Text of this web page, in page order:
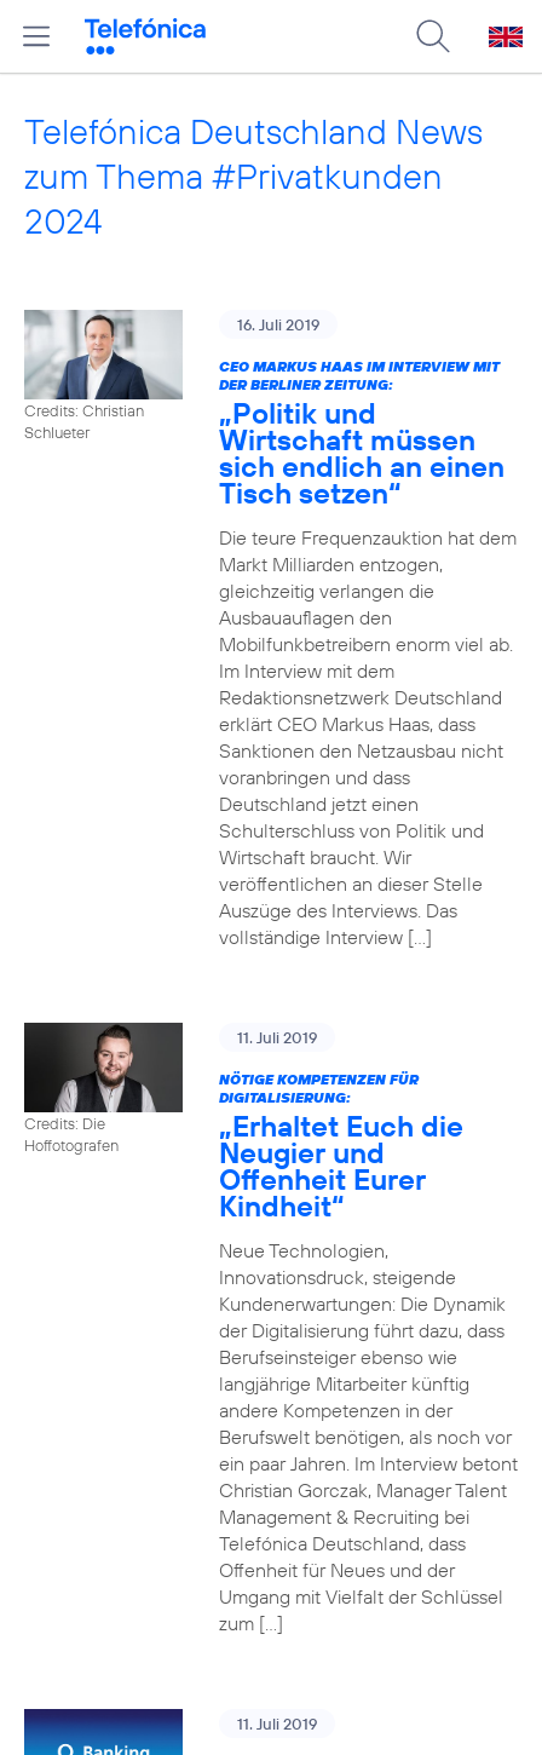
Telefónica Deutschland News
zum Thema #Privatkunden
2024
Credits: Christian
Schlueter
16. Juli 2019
CEO MARKUS HAAS IM INTERVIEW MIT
DER BERLINER ZEITUNG:
„Politik und
Wirtschaft müssen
sich endlich an einen
Tisch setzen“
Die teure Frequenzauktion hat dem
Markt Milliarden entzogen,
gleichzeitig verlangen die
Ausbauauflagen den
Mobilfunkbetreibern enorm viel ab.
Im Interview mit dem
Redaktionsnetzwerk Deutschland
erklärt CEO Markus Haas, dass
Sanktionen den Netzausbau nicht
voranbringen und dass
Deutschland jetzt einen
Schulterschluss von Politik und
Wirtschaft braucht. Wir
veröffentlichen an dieser Stelle
Auszüge des Interviews. Das
vollständige Interview […]
Credits: Die
Hoffotografen
11. Juli 2019
NÖTIGE KOMPETENZEN FÜR
DIGITALISIERUNG:
„Erhaltet Euch die
Neugier und
Offenheit Eurer
Kindheit“
Neue Technologien,
Innovationsdruck, steigende
Kundenerwartungen: Die Dynamik
der Digitalisierung führt dazu, dass
Berufseinsteiger ebenso wie
langjährige Mitarbeiter künftig
andere Kompetenzen in der
Berufswelt benötigen, als noch vor
ein paar Jahren. Im Interview betont
Christian Gorczak, Manager Talent
Management & Recruiting bei
Telefónica Deutschland, dass
Offenheit für Neues und der
Umgang mit Vielfalt der Schlüssel
zum […]
11. Juli 2019